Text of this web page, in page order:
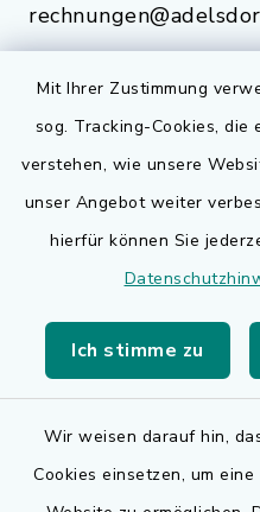
Mit Ihrer Zustimmung
sog. Tracking-Cookies, die
verstehen, wie unsere
unser Angebot weiter
hierfür können Sie
Ich stimme zu
Wir weisen darauf hin,
Cookies einsetzen, um
Quicklinks
Bauen in Adelsdorf
BayernPortal
Landkreis Erlangen-